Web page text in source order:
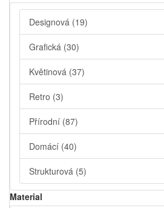
Designová (19)
Grafická (30)
Květinová (37)
Retro (3)
Přírodní (87)
Domácí (40)
Strukturová (5)
Material